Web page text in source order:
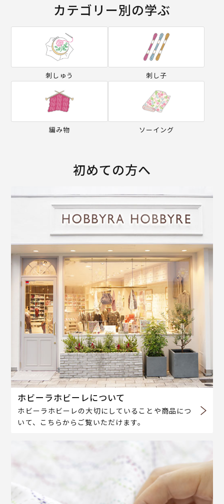
カテゴリー別の学ぶ
刺しゅう 刺し子
編み物 ソーイング
初めての方へ
ホビーラホビーレについて
ホビーラホビーレの大切にしていることや商品につ
いて、こちらからご覧いただけます。